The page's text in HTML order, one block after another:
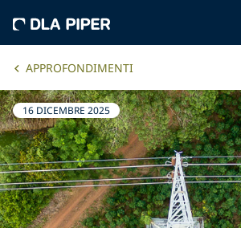
APPROFONDIMENTI
16 DICEMBRE 2025